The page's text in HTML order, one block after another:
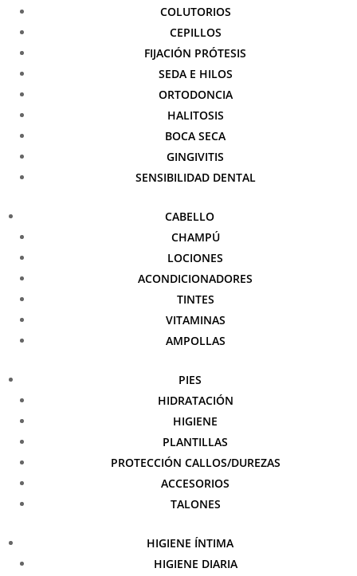
COLUTORIOS
CEPILLOS
FIJACIÓN PRÓTESIS
SEDA E HILOS
ORTODONCIA
HALITOSIS
BOCA SECA
GINGIVITIS
SENSIBILIDAD DENTAL
CABELLO
CHAMPÚ
LOCIONES
ACONDICIONADORES
TINTES
VITAMINAS
AMPOLLAS
PIES
HIDRATACIÓN
HIGIENE
PLANTILLAS
PROTECCIÓN CALLOS/DUREZAS
ACCESORIOS
TALONES
HIGIENE ÍNTIMA
HIGIENE DIARIA